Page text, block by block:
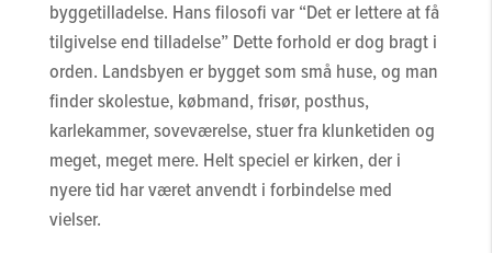
byggetilladelse. Hans filosofi var “Det er lettere at få
tilgivelse end tilladelse” Dette forhold er dog bragt i
orden. Landsbyen er bygget som små huse, og man
finder skolestue, købmand, frisør, posthus,
karlekammer, soveværelse, stuer fra klunketiden og
meget, meget mere. Helt speciel er kirken, der i
nyere tid har været anvendt i forbindelse med
vielser.